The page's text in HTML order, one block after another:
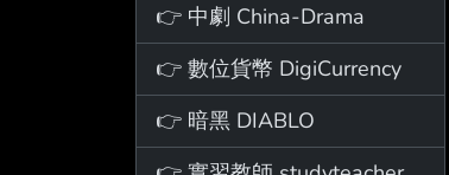
👉 中劇 China-Drama
👉 數位貨幣 DigiCurrency
👉 暗黑 DIABLO